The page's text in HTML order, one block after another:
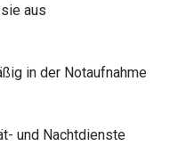
aus
in der Notaufnahme
und Nachtdienste